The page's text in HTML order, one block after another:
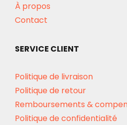
À propos
Contact
SERVICE CLIENT
Politique de livraison
Politique de retour
Remboursements &
Politique de confidentialité